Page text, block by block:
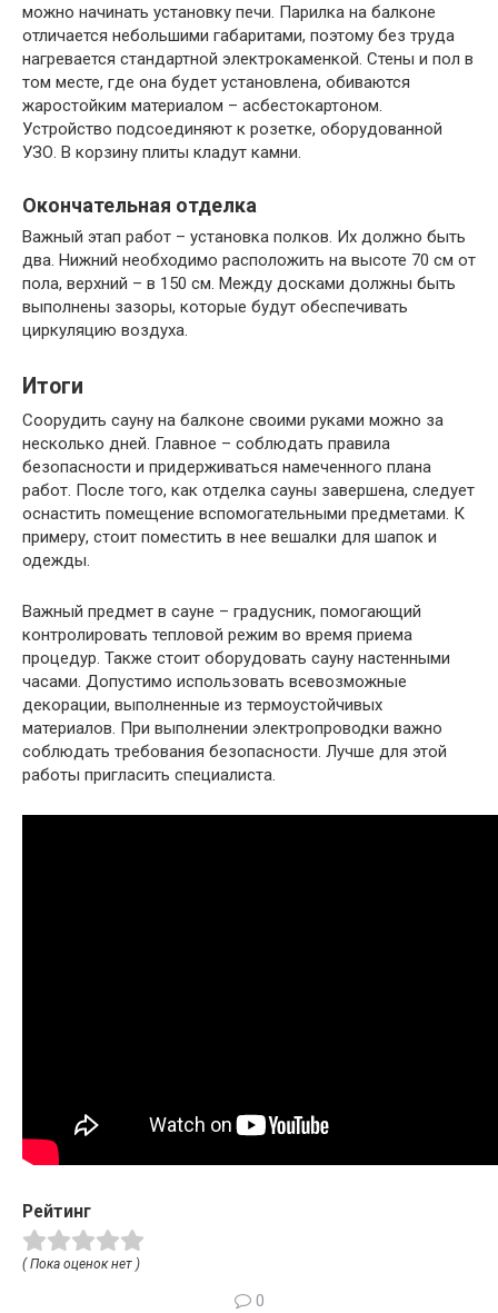
можно начинать установку печи. Парилка на балконе
отличается небольшими габаритами, поэтому без труда
нагревается стандартной электрокаменкой. Стены и пол в
том месте, где она будет установлена, обиваются
жаростойким материалом – асбестокартоном.
Устройство подсоединяют к розетке, оборудованной
УЗО. В корзину плиты кладут камни.
Окончательная отделка
Важный этап работ – установка полков. Их должно быть
два. Нижний необходимо расположить на высоте 70 см от
пола, верхний – в 150 см. Между досками должны быть
выполнены зазоры, которые будут обеспечивать
циркуляцию воздуха.
Итоги
Соорудить сауну на балконе своими руками можно за
несколько дней. Главное – соблюдать правила
безопасности и придерживаться намеченного плана
работ. После того, как отделка сауны завершена, следует
оснастить помещение вспомогательными предметами. К
примеру, стоит поместить в нее вешалки для шапок и
одежды.
Важный предмет в сауне – градусник, помогающий
контролировать тепловой режим во время приема
процедур. Также стоит оборудовать сауну настенными
часами. Допустимо использовать всевозможные
декорации, выполненные из термоустойчивых
материалов. При выполнении электропроводки важно
соблюдать требования безопасности. Лучше для этой
работы пригласить специалиста.
Рейтинг
( Пока оценок нет )
0